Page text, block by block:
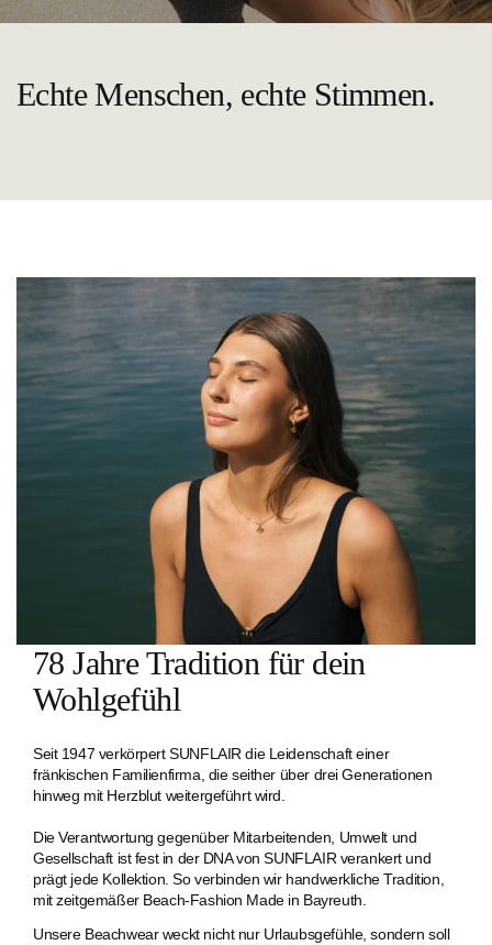
Echte Menschen, echte Stimmen.
78 Jahre Tradition für dein
Wohlgefühl
Seit 1947 verkörpert SUNFLAIR die Leidenschaft einer
fränkischen Familien­firma, die seither über drei Generationen
hinweg mit Herzblut weitergeführt wird.
Die Verantwortung gegenüber Mitarbeitenden, Umwelt und
Gesellschaft ist fest in der DNA von SUNFLAIR verankert und
prägt jede Kollektion. So verbinden wir handwerkliche Tradition,
mit zeitgemäßer Beach-Fashion Made in Bayreuth.
Unsere Beachwear weckt nicht nur Urlaubsgefühle, sondern soll